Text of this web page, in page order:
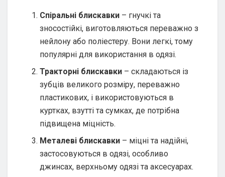
Спіральні блискавки – гнучкі та
зносостійкі, виготовляються переважно з
нейлону або поліестеру. Вони легкі, тому
популярні для використання в одязі.
Тракторні блискавки – складаються із
зубців великого розміру, переважно
пластикових, і використовуються в
куртках, взутті та сумках, де потрібна
підвищена міцність.
Металеві блискавки – міцні та надійні,
застосовуються в одязі, особливо
джинсах, верхньому одязі та аксесуарах.